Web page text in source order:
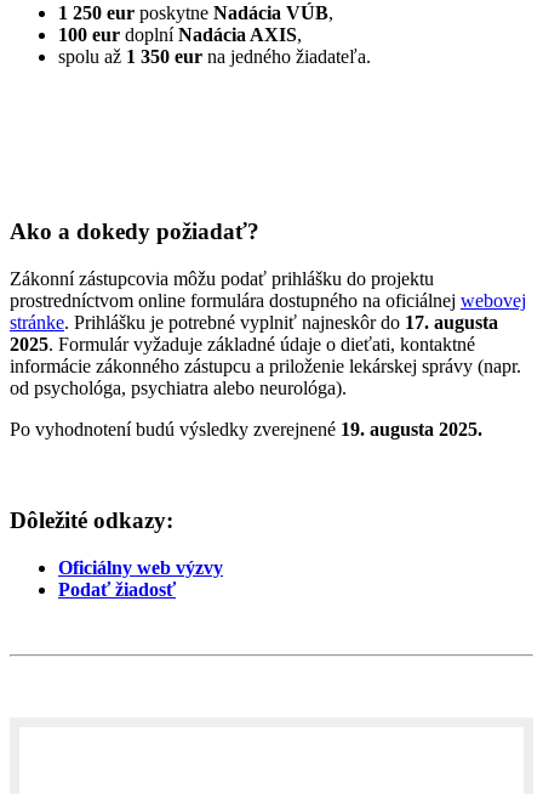
1 250 eur poskytne Nadácia VÚB,
100 eur doplníNadácia AXIS,
spolu až 1 350 eur na jedného žiadateľa.
Ako a dokedy požiadať?
Zákonní zástupcovia môžu podať prihlášku do projektu
prostredníctvom online formulára dostupného na oficiálnej webovej
stránke. Prihlášku je potrebné vyplniť najneskôr do 17. augusta
2025. Formulár vyžaduje základné údaje o dieťati, kontaktné
informácie zákonného zástupcu a priloženie lekárskej správy (napr.
od psychológa, psychiatra alebo neurológa).
Po vyhodnotení budú výsledky zverejnené 19. augusta 2025.
Dôležité odkazy:
Oficiálny web výzvy
Podať žiadosť